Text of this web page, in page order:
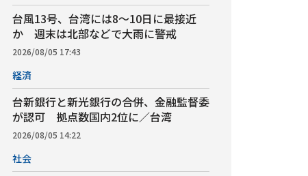
台風13号、台湾には8～10日に最接近
か 週末は北部などで大雨に警戒
2026/08/05 17:43
経済
台新銀行と新光銀行の合併、金融監督委
が認可 拠点数国内2位に／台湾
2026/08/05 14:22
社会